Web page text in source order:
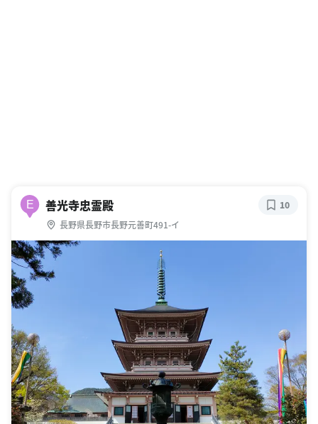
E 善光寺忠霊殿
長野県長野市長野元善町491-イ
10